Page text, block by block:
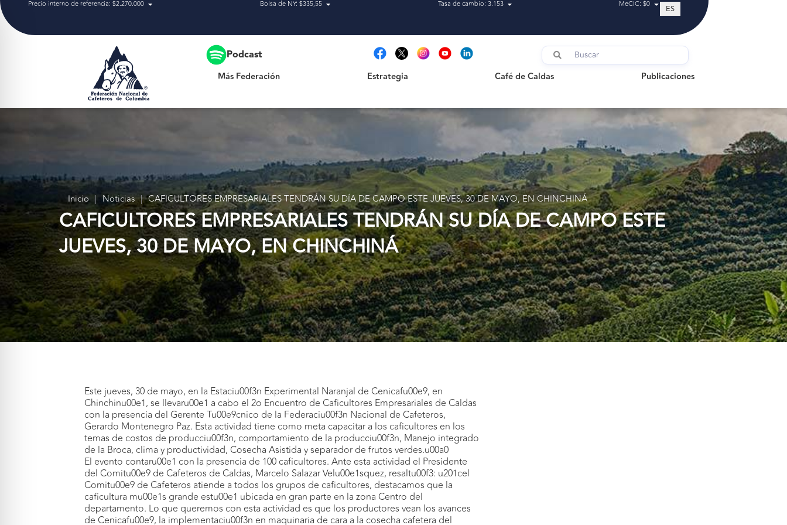
Precio interno de referencia: $2.270.000 Bolsa de NY: $335,55 Tasa de cambio: 3.153 MeCIC: $0 ES
Podcast
Más Federación Estrategia Café de Caldas Publicaciones
Publicaciones
Inicio | Noticias | CAFICULTORES EMPRESARIALES TENDRÁN SU DÍA DE CAMPO ESTE JUEVES, 30 DE MAYO, EN CHINCHINÁ
CAFICULTORES EMPRESARIALES TENDRÁN SU DÍA DE CAMPO ESTE
JUEVES, 30 DE MAYO, EN CHINCHINÁ
Este jueves, 30 de mayo, en la Estaciu00f3n Experimental Naranjal de Cenicafu00e9, en
Chinchinu00e1, se llevaru00e1 a cabo el 2o Encuentro de Caficultores Empresariales de Caldas
con la presencia del Gerente Tu00e9cnico de la Federaciu00f3n Nacional de Cafeteros,
Gerardo Montenegro Paz. Esta actividad tiene como meta capacitar a los caficultores en los
temas de costos de producciu00f3n, comportamiento de la producciu00f3n, Manejo integrado
de la Broca, clima y productividad, Cosecha Asistida y separador de frutos verdes.u00a0
El evento contaru00e1 con la presencia de 100 caficultores. Ante esta actividad el Presidente
del Comitu00e9 de Cafeteros de Caldas, Marcelo Salazar Velu00e1squez, resaltu00f3: u201cel
Comitu00e9 de Cafeteros atiende a todos los grupos de caficultores, destacamos que la
caficultura mu00e1s grande estu00e1 ubicada en gran parte en la zona Centro del
departamento. Lo que queremos con esta actividad es que los productores vean los avances
de Cenicafu00e9, la implementaciu00f3n en maquinaria de cara a la cosecha cafetera del